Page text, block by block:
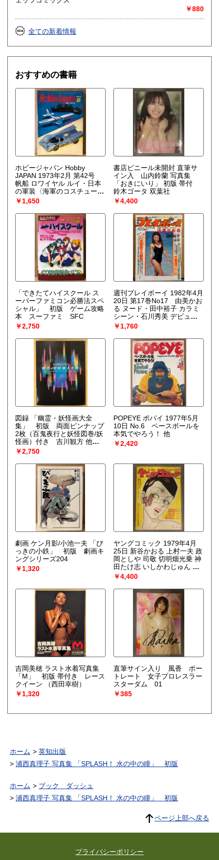
￥880
全ての新着情報
おすすめの書籍
ホビージャパン Hobby
JAPAN 1973年2月 第42号
帆船 ロワイヤル ルイ・日本
の軍装〈海軍のコスチュー
ム〉ピンナップ付。特集:ア
メリカの軍用トラック・ フ
ランスの個性派CIJ・日本軍
の火砲 他 ホビジャ プラ
モデル スケールモデル
￥1,650
書店ビニール未開封 直筆サ
イン入 山内鈴蘭 写真集
「おきにいり」 初版 帯付
鈴木ゴータ 双葉社
￥4,400
「できたてハイスクール ス
ーパーファミコン必勝法スペ
シャル」 初版 ゲーム攻略
本 スーファミ SFC
￥2,750
週刊プレイボーイ 1982年4月
20日 第17巻No17 由美かお
る ヌード・田中裕子 カラミ
シーン・石川秀美 デビュ
ー・夏小町 ビキニ・高杉か
ほり ヌード・植村裕美 ビキ
ニ・川上健一vs矢作俊彦 対
談・高千穂遙vs御厨さと美
対談・カラー保存版 栄光の
スカイラインストーリー
他 表紙 岡田ますみ
￥1,760
図録 「幽霊・妖怪画大全
集」 初版 両面ピンナップ
2枚（百鬼夜行と妖怪図巻/妖
怪画）付き 吉川観方 他
美と恐怖とユーモア
￥2,750
POPEYE ポパイ 1977年5月
10日 No.6 ベースボールを
本気でやろう！ 他
￥2,420
劇画 ケン月影/小池一夫 「び
っきの小鉄」 初版 劇画キ
ングシリーズ204
￥1,320
ヤングコミック 1979年4月
25日 新谷かおる 上村一夫 政
岡としや 司敬 切明畑光乗 神
田たけ志 いしかわじゅん 昭
和レトロ
￥4,400
吉岡美穂 ラスト水着写真集
「M」 初版 帯付き レース
クイーン
（西田幸樹）
￥1,320
直筆サイン入り 風香 ポー
トレート 女子プロレスラー
スターダム 01
￥385
ホーム
英知出版
浦西真理子 写真集 「SPLASH！ 水の中の瞳」 初版
ホーム
ブック ダッシュ
浦西真理子 写真集 「SPLASH！ 水の中の瞳」 初版
ページ上部へ戻る
プライバシーポリシー